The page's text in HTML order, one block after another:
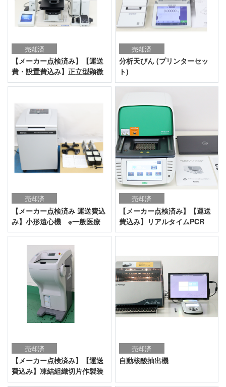
売却済
【メーカー点検済み】【運送
費・設置費込み】正立型顕微
鏡
売却済
分析天びん (プリンターセッ
ト)
売却済
【メーカー点検済み 運送費込
み】小形遠心機 ※一般医療
機器
売却済
【メーカー点検済み】【運送
費込み】リアルタイムPCR
売却済
【メーカー点検済み】【運送
費込み】凍結組織切片作製装
置
売却済
自動核酸抽出機